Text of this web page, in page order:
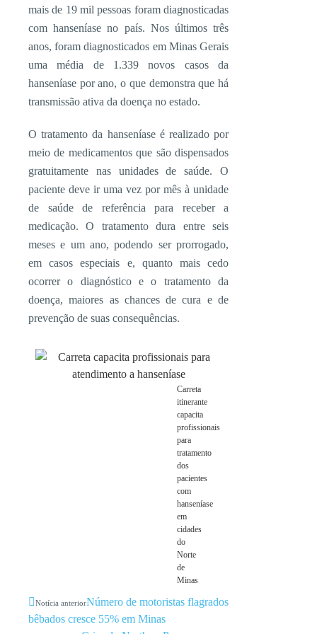
mais de 19 mil pessoas foram diagnosticadas
com hanseníase no país. Nos últimos três
anos, foram diagnosticados em Minas Gerais
uma média de 1.339 novos casos da
hanseníase por ano, o que demonstra que há
transmissão ativa da doença no estado.
O tratamento da hanseníase é realizado por
meio de medicamentos que são dispensados
gratuitamente nas unidades de saúde. O
paciente deve ir uma vez por mês à unidade
de saúde de referência para receber a
medicação. O tratamento dura entre seis
meses e um ano, podendo ser prorrogado,
em casos especiais e, quanto mais cedo
ocorrer o diagnóstico e o tratamento da
doença, maiores as chances de cura e de
prevenção de suas consequências.
Carreta
itinerante
capacita
profissionais
para
tratamento
dos
pacientes
com
hanseníase
em
cidades
do
Norte
de
Minas
Notícia anteriorNúmero de motoristas flagrados
bêbados cresce 55% em Minas